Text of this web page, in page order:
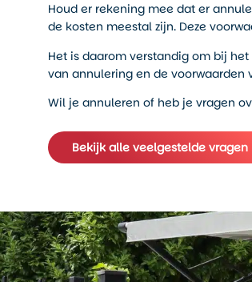
Houd er rekening mee dat er
de kosten meestal zijn. Deze
Het is daarom verstandig om bij
van annulering en de voorwaarden
Wil je annuleren of heb je vragen
Bekijk alle veelgestelde vragen